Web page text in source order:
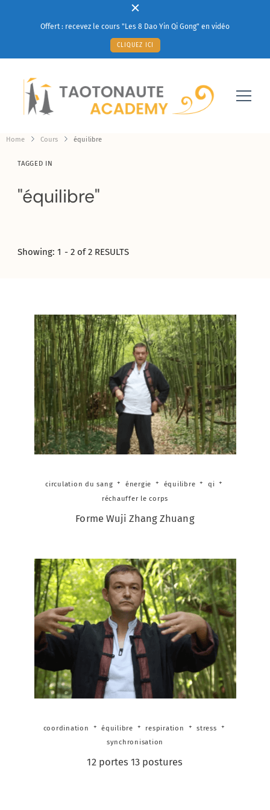
Offert : recevez le cours "Les 8 Dao Yin Qi Gong" en vidéo
CLIQUEZ ICI
Taotonaute Academy
Home
Cours équilibre
TAGGED IN
équilibre
Showing: 1 - 2 of 2 RESULTS
circulation du sang énergie équilibre
qi
réchauffer le corps
Forme Wuji Zhang Zhuang
coordination équilibre respiration
stress
synchronisation
12 portes 13 postures